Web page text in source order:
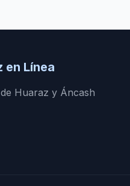
en Línea
Huaraz y Áncash